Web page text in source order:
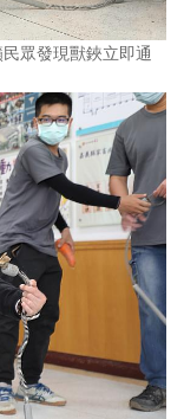
眾發現獸鋏立即通